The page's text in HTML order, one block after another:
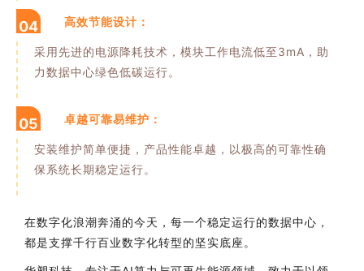
04 高效节能设计：
采用先进的电源降耗技术，模块工作电流低至3mA，助
力数据中心绿色低碳运行。
05 卓越可靠易维护：
安装维护简单便捷，产品性能卓越，以极高的可靠性确
保系统长期稳定运行。
在数字化浪潮奔涌的今天，每一个稳定运行的数据中心，
都是支撑千行百业数字化转型的坚实底座。